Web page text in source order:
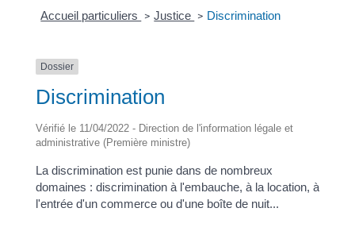
Accueil particuliers > Justice > Discrimination
Dossier
Discrimination
Vérifié le 11/04/2022 - Direction de l'information légale et
administrative (Première ministre)
La discrimination est punie dans de nombreux
domaines : discrimination à l'embauche, à la location, à
l'entrée d'un commerce ou d'une boîte de nuit...